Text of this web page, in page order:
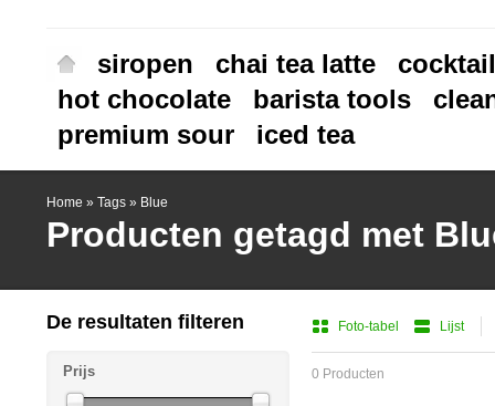
siropen chai tea latte
hot chocolate
barista tools
premium sour
iced tea
Home » Tags » Blue
Producten getagd met
Foto-tabel Lijst
0 Producten
De resultaten filteren
Prijs